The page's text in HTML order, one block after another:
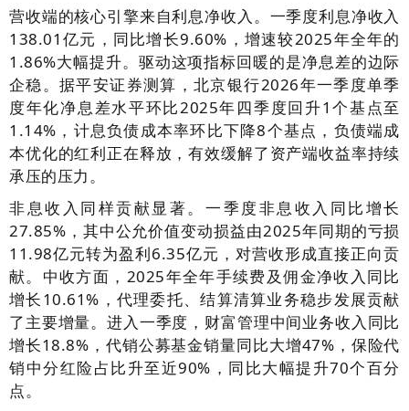
营收端的核心引擎来自利息净收入。一季度利息净收入
138.01亿元，同比增长9.60%，增速较2025年全年的
1.86%大幅提升。驱动这项指标回暖的是净息差的边际
企稳。据平安证券测算，北京银行2026年一季度单季
度年化净息差水平环比2025年四季度回升1个基点至
1.14%，计息负债成本率环比下降8个基点，负债端成
本优化的红利正在释放，有效缓解了资产端收益率持续
承压的压力。
非息收入同样贡献显著。一季度非息收入同比增长
27.85%，其中公允价值变动损益由2025年同期的亏损
11.98亿元转为盈利6.35亿元，对营收形成直接正向贡
献。中收方面，2025年全年手续费及佣金净收入同比
增长10.61%，代理委托、结算清算业务稳步发展贡献
了主要增量。进入一季度，财富管理中间业务收入同比
增长18.8%，代销公募基金销量同比大增47%，保险代
销中分红险占比升至近90%，同比大幅提升70个百分
点。